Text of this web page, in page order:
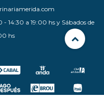
14:30 a 19:00 hs y Sábados de
hs